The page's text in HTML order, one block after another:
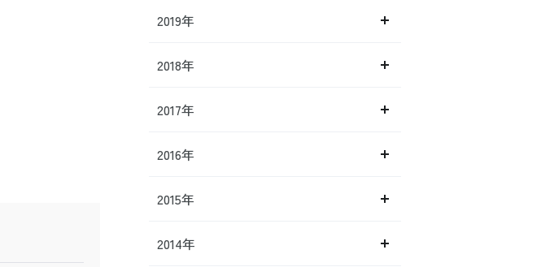
2019年
2018年
2017年
2016年
2015年
2014年